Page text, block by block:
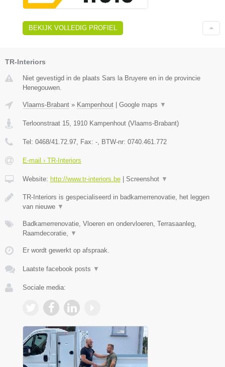
BEKIJK VOLLEDIG PROFIEL
TR-Interiors
Niet gevestigd in de plaats Sars la Bruyere en in de provincie
Henegouwen.
Vlaams-Brabant » Kampenhout Google maps ▼
Terloonstraat 15, 1910 Kampenhout (Vlaams-Brabant)
Tel: 0468/41.72.97, Fax: -, BTW-nr: 0740.461.772
E-mail › TR-Interiors
Website: http://www.tr-interiors.be Screenshot ▼
TR-Interiors is gespecialiseerd in badkamerrenovatie, het leggen
van nieuwe ▼
Badkamerrenovatie, Vloeren en ondervloeren, Terrasaanleg,
Raamdecoratie, ▼
Er wordt gewerkt op afspraak.
Laatste facebook posts ▼
Sociale media: